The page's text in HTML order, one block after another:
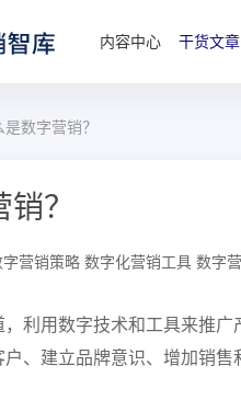
内容中心 干货文章
数字营销？
？
营销策略 数字化营销工具 数字
利用数字技术和工具来推
、建立品牌意识、增加销售